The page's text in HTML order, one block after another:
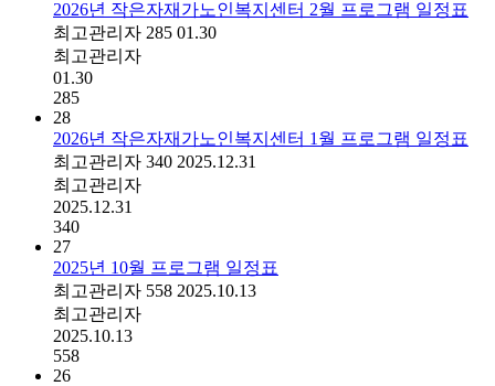
2026년 작은자재가노인복지센터 2월 프로그램 일정표
최고관리자 285 01.30
최고관리자
01.30
285
28
2026년 작은자재가노인복지센터 1월 프로그램 일정표
최고관리자 340 2025.12.31
최고관리자
2025.12.31
340
27
2025년 10월 프로그램 일정표
최고관리자 558 2025.10.13
최고관리자
2025.10.13
558
26